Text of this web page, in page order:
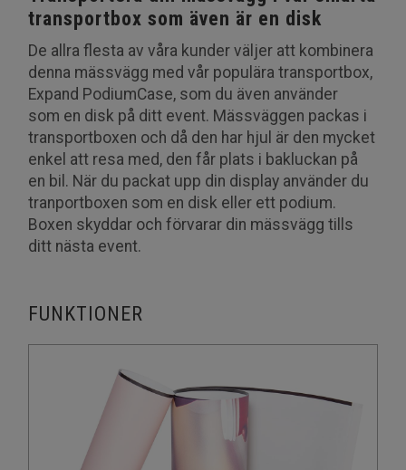
transportbox som även är en disk
De allra flesta av våra kunder väljer att kombinera
denna mässvägg med vår populära transportbox,
Expand PodiumCase, som du även använder
som en disk på ditt event. Mässväggen packas i
transportboxen och då den har hjul är den mycket
enkel att resa med, den får plats i bakluckan på
en bil. När du packat upp din display använder du
tranportboxen som en disk eller ett podium.
Boxen skyddar och förvarar din mässvägg tills
ditt nästa event.
FUNKTIONER